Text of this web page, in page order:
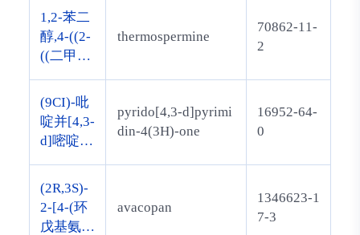
三唑-7-
基)脲
1,2-苯二
醇,4-((2-
((二甲氨
苯基)硫
代)-,(Z)-
2-丁烯二
酸酯(1:
thermospermine
70862-11-
2
(9CI)-吡
啶并[4,3-
d]嘧啶-4
pyrido[4,3-d]pyrimi
din-4(3H)-one
16952-64-
0
(2R,3S)-
2-[4-(环
戊基氨
avacopan
1346623-1
7-3